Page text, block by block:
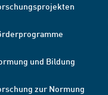
und Bildung
zur Normung